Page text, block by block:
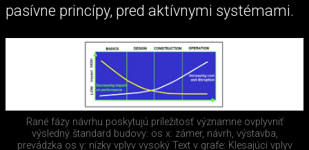
pasívne princípy, pred aktívnymi systémami.
Rané fázy návrhu poskytujú príležitosť významne ovplyvniť
výsledný štandard budovy: os x: zámer, návrh, výstavba,
prevádzka os y: nízky vplyv vysoký Text v grafe: Klesajúci vplyv